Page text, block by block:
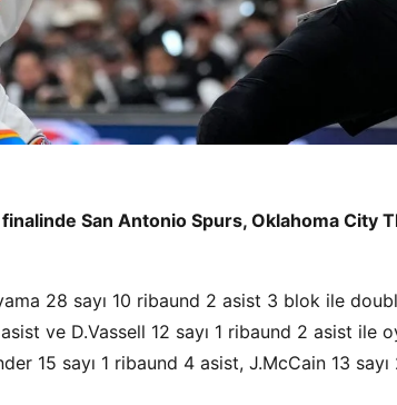
finalinde San Antonio Spurs, Oklahoma City
28 sayı 10 ribaund 2 asist 3 blok ile
ve D.Vassell 12 sayı 1 ribaund 2 asist ile
15 sayı 1 ribaund 4 asist, J.McCain 13